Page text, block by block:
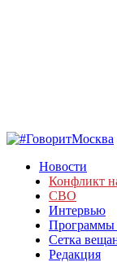
Новости
Конфликт
СВО
Интервью
Программы
Сетка
Редакция